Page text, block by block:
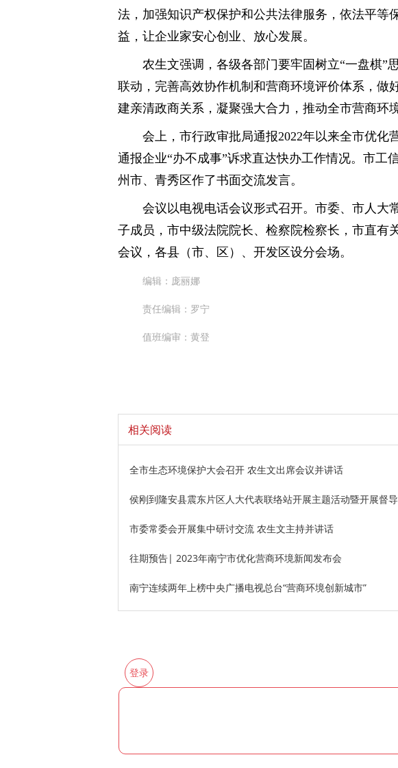
法，加强知识产权保护和公共法律服务，依法平等
益，让企业家安心创业、放心发展。
农生文强调，各级各部门要牢固树立“一盘棋”
联动，完善高效协作机制和营商环境评价体系，做
建亲清政商关系，凝聚强大合力，推动全市营商环
会上，市行政审批局通报2022年以来全市优化
通报企业“办不成事”诉求直达快办工作情况。市工
州市、青秀区作了书面交流发言。
会议以电视电话会议形式召开。市委、市人大
子成员，市中级法院院长、检察院检察长，市直有
会议，各县（市、区）、开发区设分会场。
编辑：庞丽娜
责任编辑：罗宁
值班编审：黄登
相关阅读
全市生态环境保护大会召开 农生文出席会议并讲话
侯刚到隆安县震东片区人大代表联络站开展主题活动暨开展督
市委常委会开展集中研讨交流 农生文主持并讲话
往期预告| 2023年南宁市优化营商环境新闻发布会
南宁连续两年上榜中央广播电视总台“营商环境创新城市”
登录